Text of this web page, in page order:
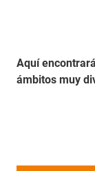
Aquí
ámbitos muy